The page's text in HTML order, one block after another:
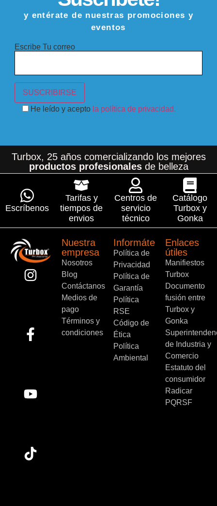
y entérate de nuestras promociones y
eventos
Escribe Tu correo
He leído y acepto la política de privacidad.
Turbox, 25 años comercializando los mejores
productos profesionalesde belleza
Escríbenos
Tarifas y
tiempos de
envios
Centros de
servicio
técnico
Catálogo
Turbox y
Gonka
Nuestra
empresa
Nosotros
Blog
Contáctanos
Medios de
pago
Términos y
condiciones
Informáte
Política de
Privacidad
Política de
Garantía
Política
RSE
Código de
Ética
Política
Ambiental
Enlaces
útiles
Manifiestos
Turbox
Documento
fusión entre
Turbox y
Gonka
de Industria y
Comercio
Estatuto del
consumidor
Radicar
PQRSF